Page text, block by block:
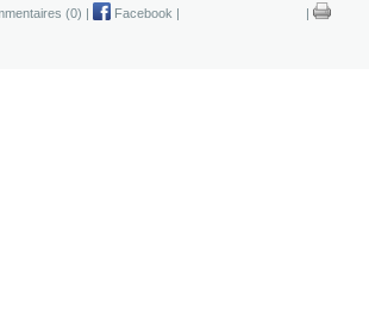
(0) | Facebook |
|